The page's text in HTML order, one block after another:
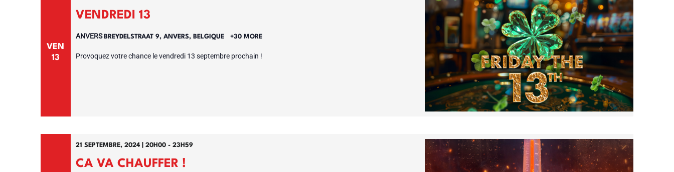
résultats
VEN
13
VENDREDI 13
ANVERS BREYDELSTRAAT 9, ANVERS, BELGIQUE +30 MORE
Provoquez votre chance le vendredi 13 septembre prochain !
CA VA CHAUFFER !
21 SEPTEMBRE, 2024 | 20H00- 23H59